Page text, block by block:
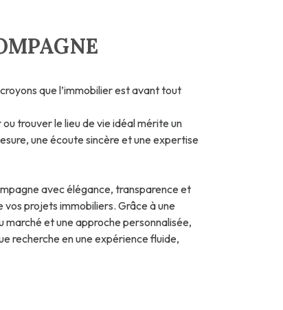
que l’immobilier est avant tout
trouver le lieu de vie idéal mérite un
une écoute sincère et une expertise
avec élégance, transparence et
vos projets immobiliers. Grâce à une
marché et une approche personnalisée,
recherche en une expérience fluide,